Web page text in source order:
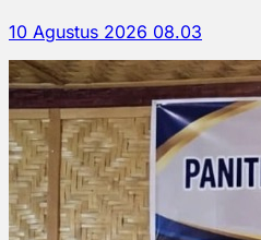
10 Agustus 2026 08.03